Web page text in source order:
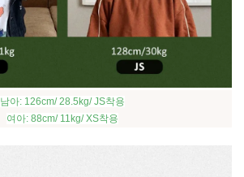
남아: 126cm/ 28.5kg/ JS착용
여아: 88cm/ 11kg/ XS착용